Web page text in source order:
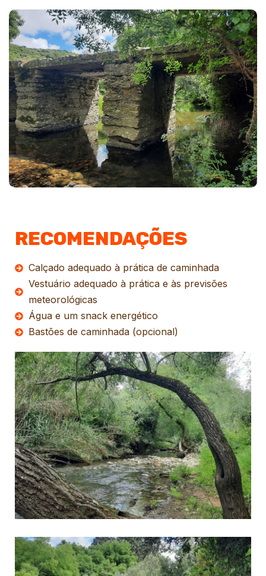
RECOMENDAÇÕES
Calçado adequado à prática de caminhada
Vestuário adequado à prática e às previsões
meteorológicas
Água e um snack energético
Bastões de caminhada (opcional)